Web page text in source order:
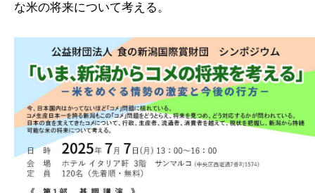
な米の将来について考える。